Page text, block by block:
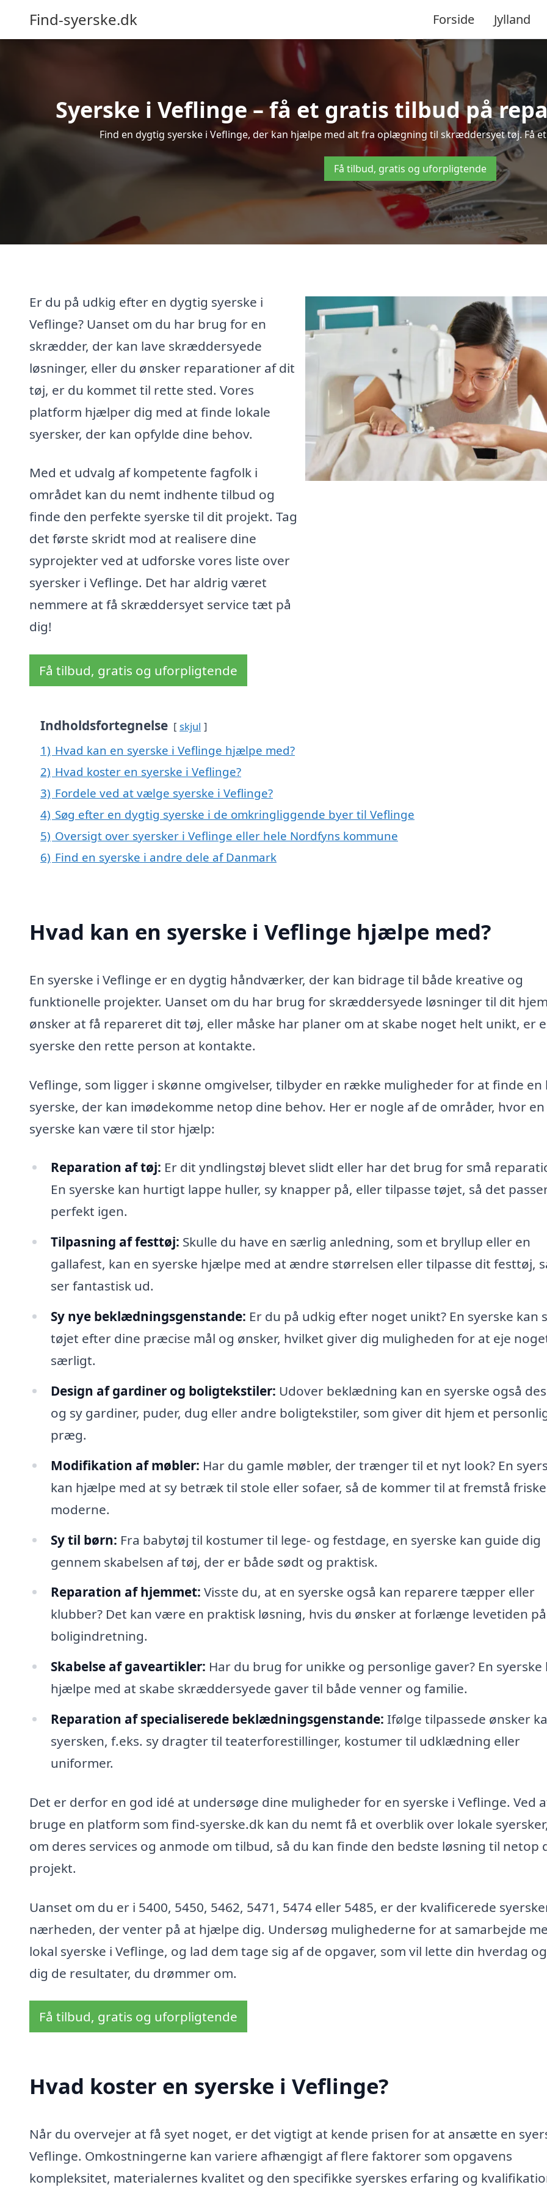
Find-syerske.dk Forside Jylland
Syerske i Veflinge – få et gratis tilbud på
Find en dygtig syerske i Veflinge, der kan hjælpe med alt fra oplægning til skræddersyet tøj. Få
Få tilbud, gratis og uforpligtende
Er du på udkig efter en dygtig syerske i
Veflinge? Uanset om du har brug for en
skrædder, der kan lave skræddersyede
løsninger, eller du ønsker reparationer af dit
tøj, er du kommet til rette sted. Vores
platform hjælper dig med at finde lokale
syersker, der kan opfylde dine behov.
Med et udvalg af kompetente fagfolk i
området kan du nemt indhente tilbud og
finde den perfekte syerske til dit projekt. Tag
det første skridt mod at realisere dine
syprojekter ved at udforske vores liste over
syersker i Veflinge. Det har aldrig været
nemmere at få skræddersyet service tæt på
dig!
Få tilbud, gratis og uforpligtende
Indholdsfortegnelse skjul
1) Hvad kan en syerske i Veflinge hjælpe med?
2) Hvad koster en syerske i Veflinge?
3) Fordele ved at vælge syerske i Veflinge?
4) Søg efter en dygtig syerske i de omkringliggende byer til Veflinge
5) Oversigt over syersker i Veflinge eller hele Nordfyns kommune
6) Find en syerske i andre dele af Danmark
Hvad kan en syerske i Veflinge hjælpe med?
En syerske i Veflinge er en dygtig håndværker, der kan bidrage til både kreative og
funktionelle projekter. Uanset om du har brug for skræddersyede løsninger til dit
ønsker at få repareret dit tøj, eller måske har planer om at skabe noget helt unikt, er
syerske den rette person at kontakte.
Veflinge, som ligger i skønne omgivelser, tilbyder en række muligheder for at finde en
syerske, der kan imødekomme netop dine behov. Her er nogle af de områder, hvor en
syerske kan være til stor hjælp:
Reparation af tøj: Er dit yndlingstøj blevet slidt eller har det brug for små
En syerske kan hurtigt lappe huller, sy knapper på, eller tilpasse tøjet, så det
perfekt igen.
Tilpasning af festtøj: Skulle du have en særlig anledning, som et bryllup eller en
gallafest, kan en syerske hjælpe med at ændre størrelsen eller tilpasse dit festtøj,
ser fantastisk ud.
Sy nye beklædningsgenstande: Er du på udkig efter noget unikt? En syerske kan
tøjet efter dine præcise mål og ønsker, hvilket giver dig muligheden for at eje
særligt.
Design af gardiner og boligtekstiler: Udover beklædning kan en syerske også
og sy gardiner, puder, dug eller andre boligtekstiler, som giver dit hjem et
præg.
Modifikation af møbler: Har du gamle møbler, der trænger til et nyt look? En
kan hjælpe med at sy betræk til stole eller sofaer, så de kommer til at fremstå
moderne.
Sy til børn: Fra babytøj til kostumer til lege- og festdage, en syerske kan guide dig
gennem skabelsen af tøj, der er både sødt og praktisk.
Reparation af hjemmet: Visste du, at en syerske også kan reparere tæpper eller
klubber? Det kan være en praktisk løsning, hvis du ønsker at forlænge levetiden
boligindretning.
Skabelse af gaveartikler: Har du brug for unikke og personlige gaver? En syerske
hjælpe med at skabe skræddersyede gaver til både venner og familie.
Reparation af specialiserede beklædningsgenstande: Ifølge tilpassede ønsker
syersken, f.eks. sy dragter til teaterforestillinger, kostumer til udklædning eller
uniformer.
Det er derfor en god idé at undersøge dine muligheder for en syerske i Veflinge. Ved
bruge en platform som find-syerske.dk kan du nemt få et overblik over lokale
om deres services og anmode om tilbud, så du kan finde den bedste løsning til netop
projekt.
Uanset om du er i 5400, 5450, 5462, 5471, 5474 eller 5485, er der kvalificerede
nærheden, der venter på at hjælpe dig. Undersøg mulighederne for at samarbejde
lokal syerske i Veflinge, og lad dem tage sig af de opgaver, som vil lette din hverdag
dig de resultater, du drømmer om.
Få tilbud, gratis og uforpligtende
Hvad koster en syerske i Veflinge?
Når du overvejer at få syet noget, er det vigtigt at kende prisen for at ansætte en
Veflinge. Omkostningerne kan variere afhængigt af flere faktorer som opgavens
kompleksitet, materialernes kvalitet og den specifikke syerskes erfaring og